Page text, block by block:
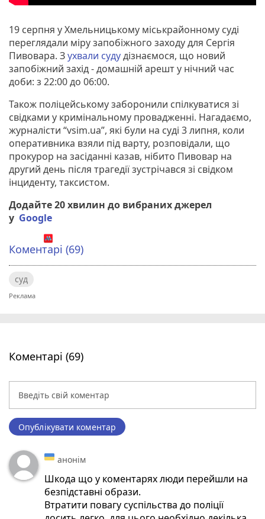
19 серпня у Хмельницькому міськрайонному суді
переглядали міру запобіжного заходу для Сергія
Пивовара. Зухвали судудізнаємося, що новий
запобіжний захід - домашній арешт у нічний час
доби: з 22:00 до 06:00.
Також поліцейському заборонили спілкуватися зі
свідками у кримінальному провадженні. Нагадаємо,
журналісти “vsim.ua”, які були на суді 3 липня, коли
оперативника взяли під варту, розповідали, що
прокурор на засіданні казав, нібито Пивовар на
другий день після трагедії зустрічався зі свідком
інциденту, таксистом.
Додайте 20 хвилин до вибраних джерел
у Google
Коментарі (69)
суд
Коментарі (69)
Опублікувати коментар
анонім
Шкода що у коментарях люди перейшли на
безпідставні образи.
Втратити повагу суспільства до поліції